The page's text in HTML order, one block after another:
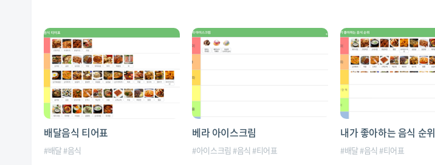
배달음식 티어표
#배달#음식
베라 아이스크림
#아이스크림 #음식 #티어표
내가 좋아하는 음식 순위
#배달#음식 #티어표